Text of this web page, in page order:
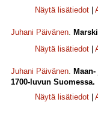
Näytä lisätiedot
Juhani Päivänen.
Näytä lisätiedot
Juhani Päivänen.
1700-luvun Suomessa.
Näytä lisätiedot